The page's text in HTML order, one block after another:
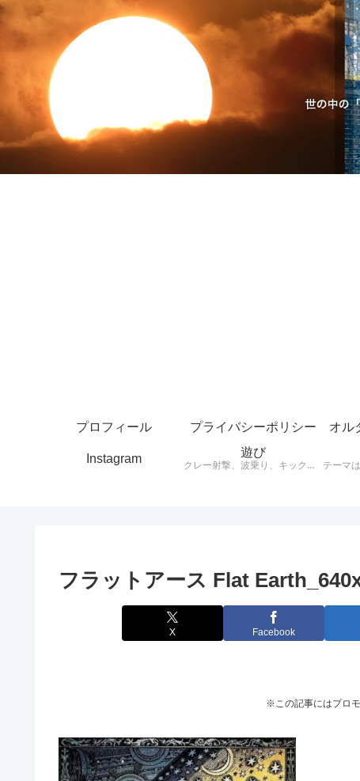
プロフィール プライバシーポリシー オル
Instagram
遊び
クレー射撃、波乗り、キックボード、スケートボードなど思ったことをアウトプットします。
フラットアース Flat
X Facebook
※この記事にはプロ